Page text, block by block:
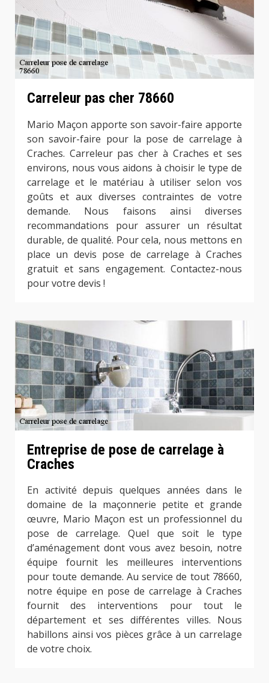
Carreleur pas cher 78660
Mario Maçon apporte son savoir-faire apporte
son savoir-faire pour la pose de carrelage à
Craches. Carreleur pas cher à Craches et ses
environs, nous vous aidons à choisir le type de
carrelage et le matériau à utiliser selon vos
goûts et aux diverses contraintes de votre
demande. Nous faisons ainsi diverses
recommandations pour assurer un résultat
durable, de qualité. Pour cela, nous mettons en
place un devis pose de carrelage à Craches
gratuit et sans engagement. Contactez-nous
pour votre devis !
Entreprise de pose de carrelage à
Craches
En activité depuis quelques années dans le
domaine de la maçonnerie petite et grande
œuvre, Mario Maçon est un professionnel du
pose de carrelage. Quel que soit le type
d’aménagement dont vous avez besoin, notre
équipe fournit les meilleures interventions
pour toute demande. Au service de tout 78660,
notre équipe en pose de carrelage à Craches
fournit des interventions pour tout le
département et ses différentes villes. Nous
habillons ainsi vos pièces grâce à un carrelage
de votre choix.